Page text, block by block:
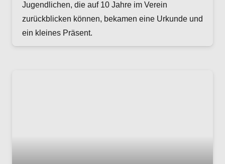
Jugendlichen, die auf 10 Jahre im Verein
zurückblicken können, bekamen eine Urkunde und
ein kleines Präsent.